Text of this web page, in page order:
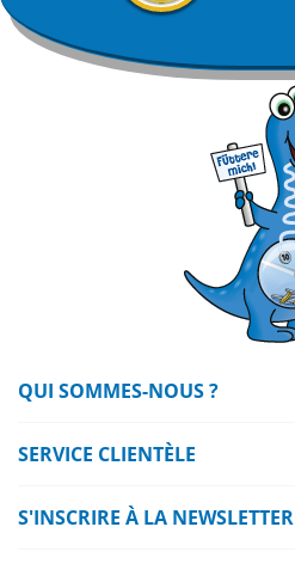
QUI SOMMES-NOUS ?
SERVICE CLIENTÈLE
S'INSCRIRE À LA NEWSLETTER